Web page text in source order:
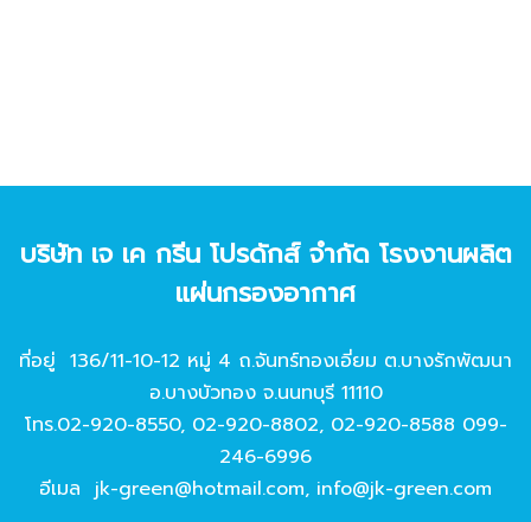
บริษัท เจ เค กรีน โปรดักส์ จํากัด โรงงานผลิต
แผ่นกรองอากาศ
ที่อยู่ 136/11-10-12 หมู่ 4 ถ.จันทร์ทองเอี่ยม ต.บางรักพัฒนา
อ.บางบัวทอง จ.นนทบุรี 11110
โทร.02-920-8550, 02-920-8802, 02-920-8588 099-
246-6996
อีเมล jk-green@hotmail.com, info@jk-green.com